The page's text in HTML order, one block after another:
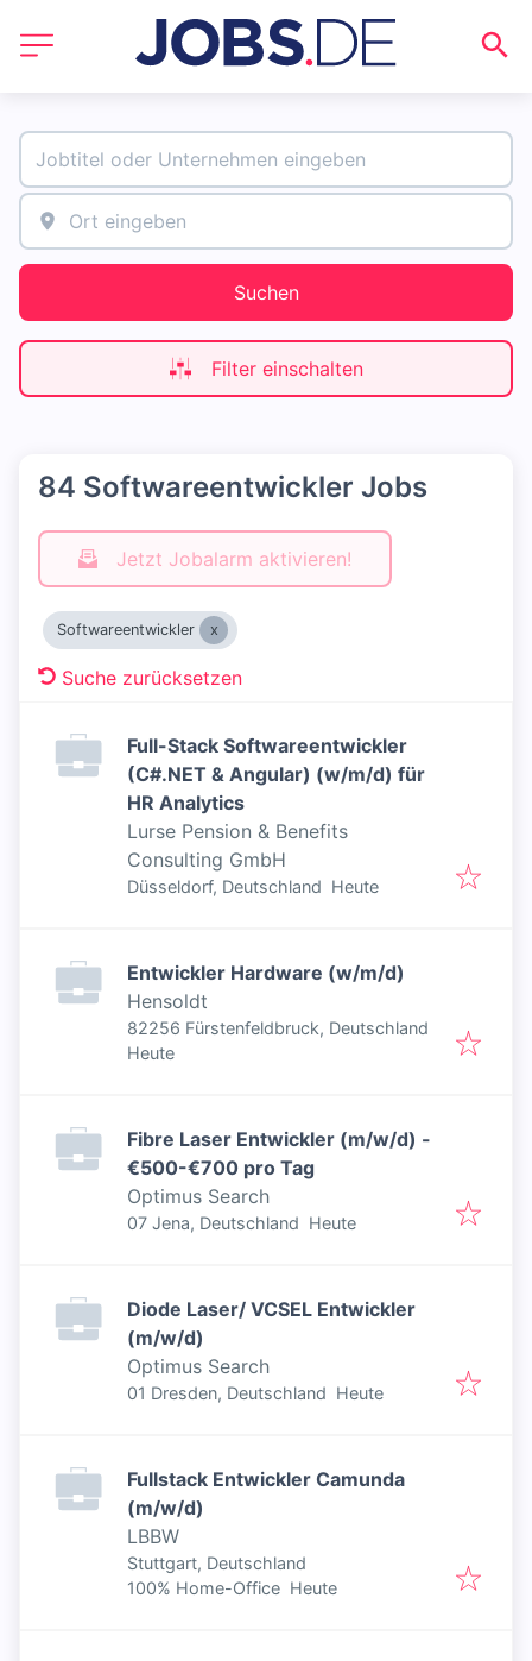
Suchen
Filter einschalten
84 Softwareentwickler Jobs
Jetzt Jobalarm aktivieren!
Softwareentwickler
Suche zurücksetzen
Full-Stack Softwareentwickler
(C#.NET & Angular) (w/m/d) für
HR Analytics
Lurse Pension & Benefits
Consulting GmbH
Düsseldorf, Deutschland Veröffentlicht
Heute
Entwickler Hardware (w/m/d)
Hensoldt
82256 Fürstenfeldbruck, Deutschland
Veröffentlicht
Heute
Fibre Laser Entwickler (m/w/d) -
€500-€700 pro Tag
Optimus Search
07 Jena, Deutschland Veröffentlicht
Heute
Diode Laser/ VCSEL Entwickler
(m/w/d)
Optimus Search
01 Dresden, Deutschland Veröffentlicht
Heute
Fullstack Entwickler Camunda
(m/w/d)
LBBW
Stuttgart, Deutschland
100% Home-Office Veröffentlicht
Heute